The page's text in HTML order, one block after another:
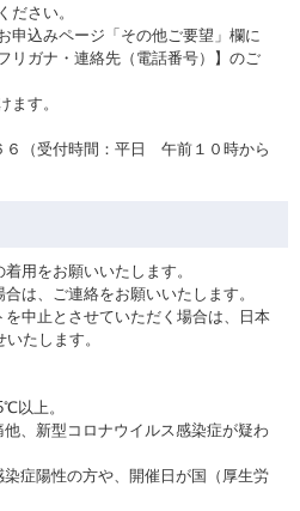
ださい。
込みページ「その他ご要望」欄に
リガナ・連絡先（電話番号）】のご
す。
（受付時間：平日 午前１０時から
用をお願いいたします。
は、ご連絡をお願いいたします。
中止とさせていただく場合は、日本
たします。
以上。
、新型コロナウイルス感染症が疑わ
症陽性の方や、開催日が国（厚生労